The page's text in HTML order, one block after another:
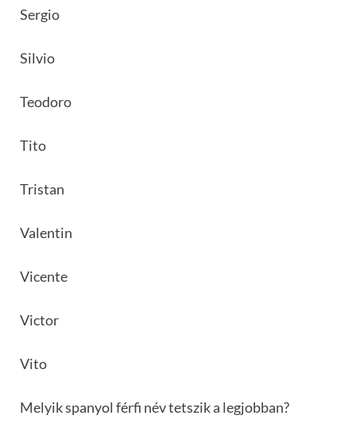
Sergio
Silvio
Teodoro
Tito
Tristan
Valentin
Vicente
Victor
Vito
Melyik spanyol férfi név tetszik a legjobban?